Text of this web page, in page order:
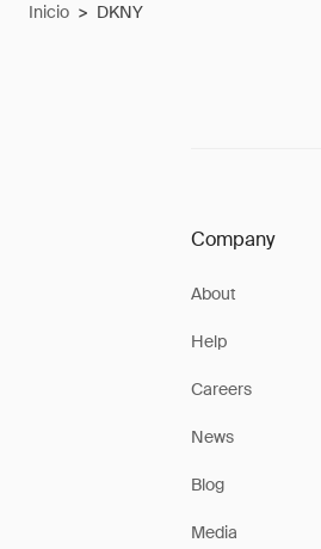
Inicio > DKNY
Company
About
Help
Careers
News
Blog
Media